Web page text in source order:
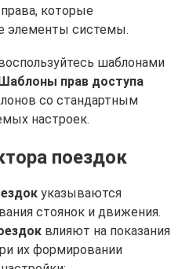
которые
элементы системы.
шаблонами
прав доступа
со стандартным
настроек.
поездок
указываются
стоянок и движения.
влияют на показания
их формировании